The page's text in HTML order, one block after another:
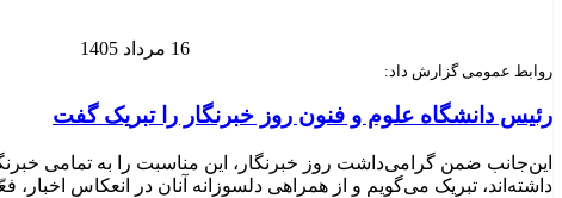
16 مرداد 1405
روابط عمومی گزارش داد:
رئیس دانشگاه علوم و فنون روز خبرنگار را تبریک گفت
این‌جانب ضمن گرامی‌داشت روز خبرنگار، این مناسبت را به تمامی
داشته‌اند، تبریک می‌گویم و از همراهی دلسوزانه آنان در انعکاس